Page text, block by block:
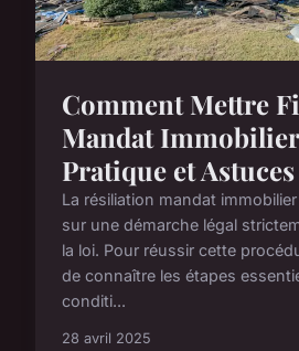
Comment Mettre
Mandat
Pratique et
La résiliation mandat
sur une démarche légal
la loi. Pour réussir cette
de connaître les étapes
conditi...
28 avril 2025